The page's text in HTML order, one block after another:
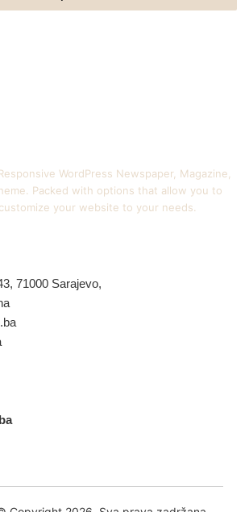
WordPress Newspaper, Magazine,
Packed with options that allow you to
your website to your needs.
71000 Sarajevo,